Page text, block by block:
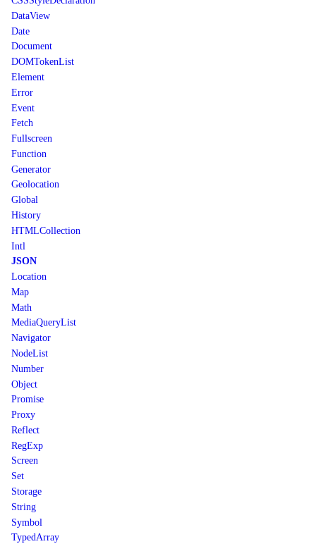
DataView
Date
Document
DOMTokenList
Element
Error
Event
Fetch
Fullscreen
Function
Generator
Geolocation
Global
History
HTMLCollection
Intl
JSON
Location
Map
Math
MediaQueryList
Navigator
NodeList
Number
Object
Promise
Proxy
Reflect
RegExp
Screen
Set
Storage
String
Symbol
TypedArray